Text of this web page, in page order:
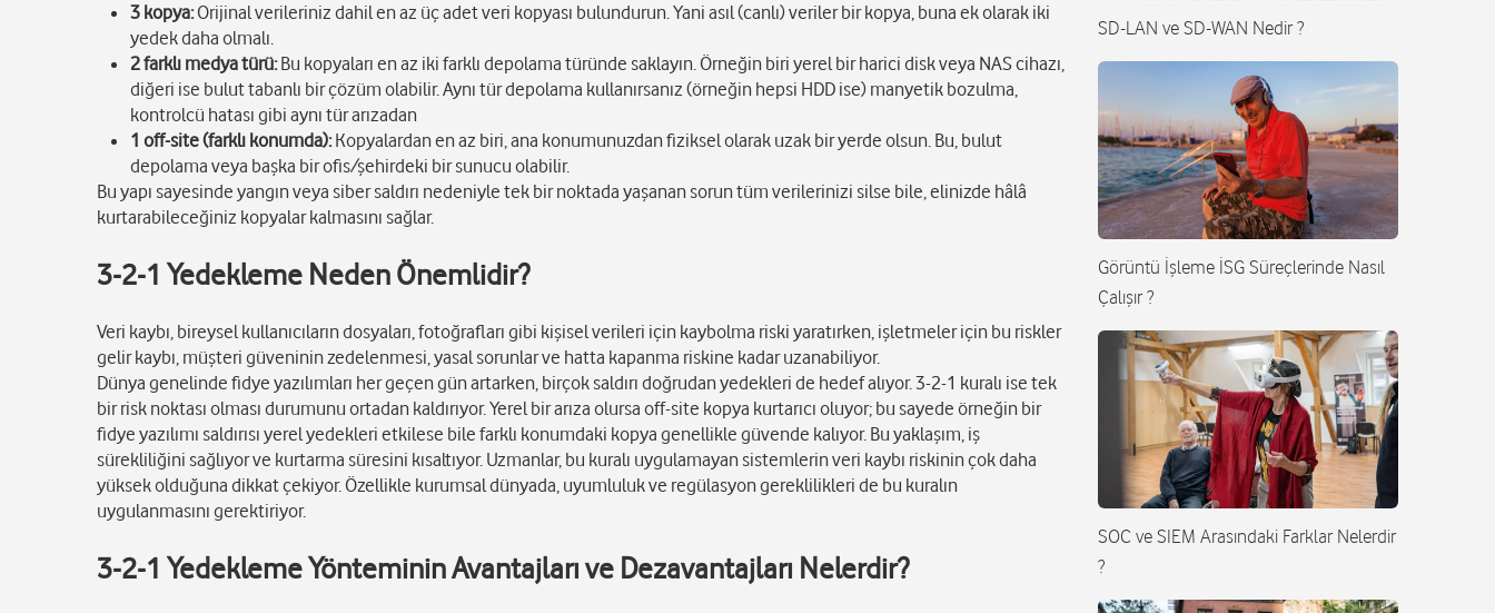
3 kopya:Orijinal verileriniz dahil en az üç adet veri kopyası bulundurun. Yani asıl (canlı) veriler bir kopya, buna ek olarak iki
yedek daha olmalı.
2 farklı medya türü:Bu kopyaları en az iki farklı depolama türünde saklayın. Örneğin biri yerel bir harici disk veya NAS cihazı,
diğeri ise bulut tabanlı bir çözüm olabilir. Aynı tür depolama kullanırsanız (örneğin hepsi HDD ise) manyetik bozulma,
kontrolcü hatası gibi aynı tür arızadan
1 off-site (farklı konumda):Kopyalardan en az biri, ana konumunuzdan fiziksel olarak uzak bir yerde olsun. Bu, bulut
depolama veya başka bir ofis/şehirdeki bir sunucu olabilir.
Bu yapı sayesinde yangın veya siber saldırı nedeniyle tek bir noktada yaşanan sorun tüm verilerinizi silse bile, elinizde hâlâ
kurtarabileceğiniz kopyalar kalmasını sağlar.
3-2-1 Yedekleme Neden Önemlidir?
Veri kaybı, bireysel kullanıcıların dosyaları, fotoğrafları gibi kişisel verileri için kaybolma riski yaratırken, işletmeler için bu riskler
gelir kaybı, müşteri güveninin zedelenmesi, yasal sorunlar ve hatta kapanma riskine kadar uzanabiliyor.
Dünya genelinde fidye yazılımları her geçen gün artarken, birçok saldırı doğrudan yedekleri de hedef alıyor. 3-2-1 kuralı ise tek
bir risk noktası olması durumunu ortadan kaldırıyor. Yerel bir arıza olursa off-site kopya kurtarıcı oluyor; bu sayede örneğin bir
fidye yazılımı saldırısı yerel yedekleri etkilese bile farklı konumdaki kopya genellikle güvende kalıyor. Bu yaklaşım, iş
sürekliliğini sağlıyor ve kurtarma süresini kısaltıyor. Uzmanlar, bu kuralı uygulamayan sistemlerin veri kaybı riskinin çok daha
yüksek olduğuna dikkat çekiyor. Özellikle kurumsal dünyada, uyumluluk ve regülasyon gereklilikleri de bu kuralın
uygulanmasını gerektiriyor.
3-2-1 Yedekleme Yönteminin Avantajları ve Dezavantajları Nelerdir?
SD-LAN ve SD-WAN Nedir ?
Görüntü İşleme İSG Süreçlerinde Nasıl
Çalışır ?
SOC ve SIEM Arasındaki Farklar Nelerdir
?